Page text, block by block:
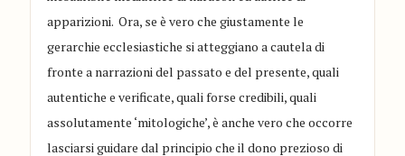
apparizioni. Ora, se è vero che giustamente le
gerarchie ecclesiastiche si atteggiano a cautela di
fronte a narrazioni del passato e del presente, quali
autentiche e verificate, quali forse credibili, quali
assolutamente ‘mitologiche’, è anche vero che occorre
lasciarsi guidare dal principio che il dono prezioso di